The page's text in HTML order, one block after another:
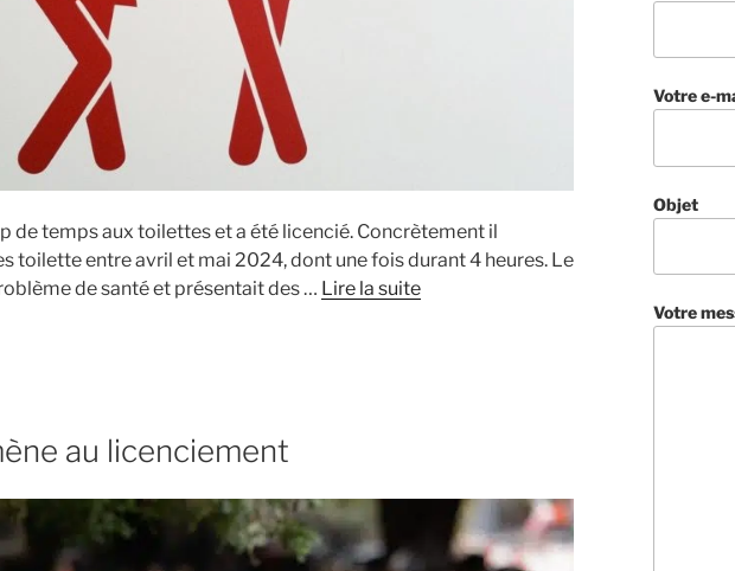
de temps aux toilettes et a été licencié. Concrètement il
toilette entre avril et mai 2024, dont une fois durant 4 heures. Le
de santé et présentait des … Lire la suite
au licenciement
Votre e-
Objet
Votre